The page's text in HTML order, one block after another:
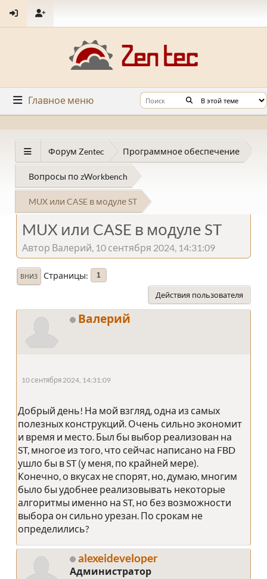
Главное меню
Форум Zentec Программное обеспечение
Вопросы по zWorkbench
MUX или CASE в модуле ST
MUX или CASE в модуле ST
Автор Валерий, 10 сентября 2024, 14:31:09
ВНИЗ Страницы 1
Действия пользователя
Валерий
10 сентября 2024, 14:31:09
Добрый день! На мой взгляд, одна из самых
полезных конструкций. Очень сильно экономит
и время и место. Был бы выбор реализован на
ST, многое из того, что сейчас написано на FBD
ушло бы в ST (у меня, по крайней мере).
Конечно, о вкусах не спорят, но, думаю, многим
было бы удобнее реализовывать некоторые
алгоритмы именно на ST, но без возможности
выбора он сильно урезан. По срокам не
определились?
alexeideveloper
Администратор